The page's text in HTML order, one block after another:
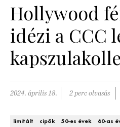
SZÉPSÉG
PSZICHÉ
ÉLETMÓD
PÁRKAPCSOLAT
Hollywood
idézi a CCC
2024. április 18. 2 perc olvasás
limitált cipők 50-es évek 60-as